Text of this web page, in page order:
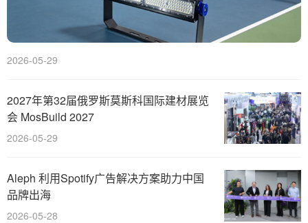
2026-05-29
2027年第32届俄罗斯莫斯科国际建材展览
会 MosBuild 2027
2026-05-29
Aleph 利用Spotify广告解决方案助力中国
品牌出海
2026-05-28